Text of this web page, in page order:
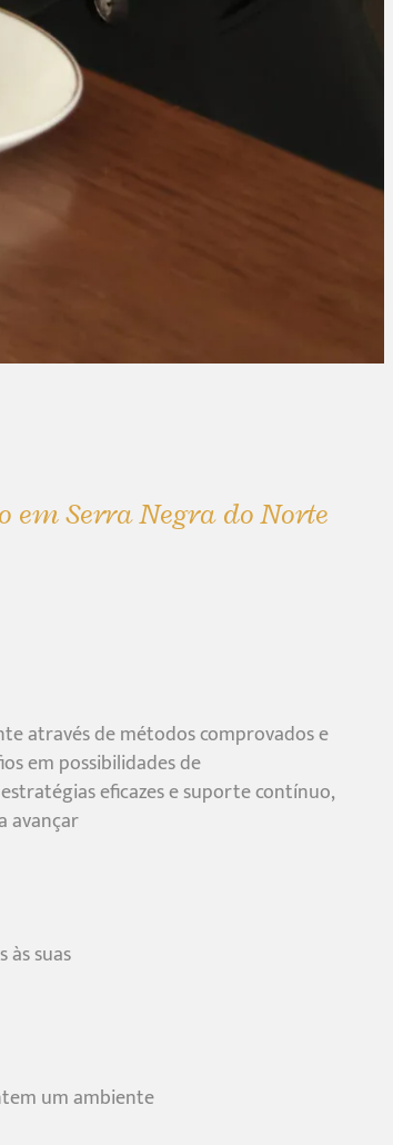
em Serra Negra do Norte
através de métodos comprovados e
em possibilidades de
eficazes e suporte contínuo,
avançar
às suas
um ambiente